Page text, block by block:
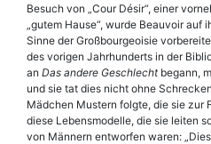
Besuch von „Cour Désir“, einer
„gutem Hause“, wurde Beauvoir auf
Sinne der Großbourgeoisie
des vorigen Jahrhunderts in der
an Das andere Geschlechtbegann,
und sie tat dies nicht ohne
Mädchen Mustern folgte, die sie zur
diese Lebensmodelle, die sie leiten
von Männern entworfen waren: